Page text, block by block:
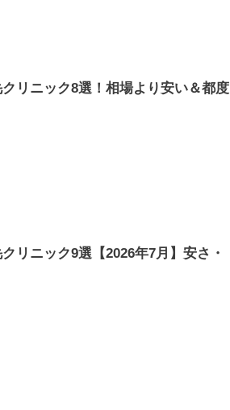
リニック8選！相場より安い＆都度
リニック9選【2026年7月】安さ・